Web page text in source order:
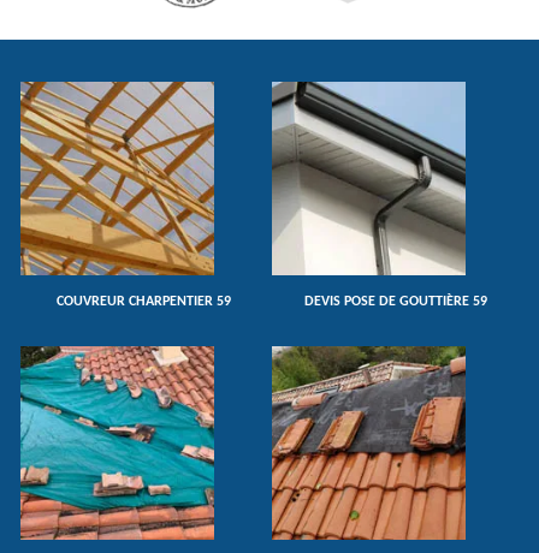
COUVREUR CHARPENTIER 59 DEVIS POSE DE GOUTTIÈRE 59